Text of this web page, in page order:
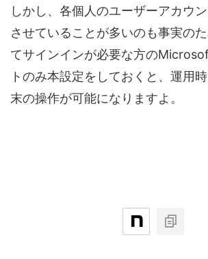
しかし、各個人のユーザーアカウ
させていることが多いのも事実の
てサインインが必要な方の
トのみ本設定をしておくと、運用
末の操作が可能になりますよ。